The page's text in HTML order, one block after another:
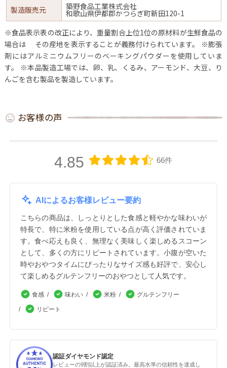
製造販売元 築野食品工業株式会社
和歌山県伊都郡かつらぎ町新田120-1
※食品表示表の改正により、重量割合上位1位の原材料が生鮮食品の
場合は その産地を表示することが義務付けられています。
※膨張
剤にはアルミニウムフリーのベーキングパウダーを使用していま
す。
※本品製造工場では、卵、乳、くるみ、アーモンド、大豆、り
んごを含む製品を製造しています。
お客様の声
4.85 66件
AIによるお客様レビュー要約
こちらの商品は、しっとりとした食感と軽やかな味わいが
特長で、特に米粉を使用している点が高く評価されていま
す。食べ応えも良く、無理なく美味しく楽しめるスコーン
として、多くの方にリピートされています。小腹が空いた
時やおやつタイムにぴったりなサイズ感も好評で、安心し
て楽しめるグルテンフリーのおやつとして人気です。
食感 味わい 米粉 グルテンフリー
リピート
認証ダイヤモンド認定
レビューの9割以上が認証済み。最高水準の信頼性を達成し